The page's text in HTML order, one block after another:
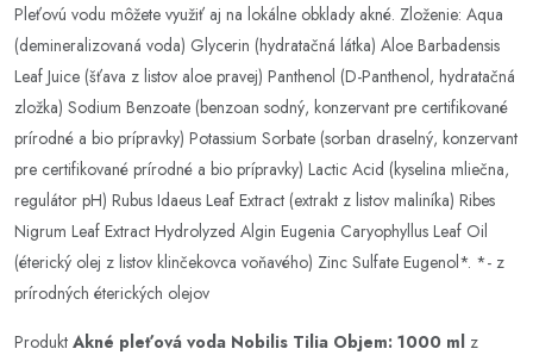
Pleťovú vodu môžete využiť aj na lokálne obklady akné. Zloženie: Aqua
(demineralizovaná voda) Glycerin (hydratačná látka) Aloe Barbadensis
Leaf Juice (šťava z listov aloe pravej) Panthenol (D-Panthenol, hydratačná
zložka) Sodium Benzoate (benzoan sodný, konzervant pre certifikované
prírodné a bio prípravky) Potassium Sorbate (sorban draselný, konzervant
pre certifikované prírodné a bio prípravky) Lactic Acid (kyselina mliečna,
regulátor pH) Rubus Idaeus Leaf Extract (extrakt z listov maliníka) Ribes
Nigrum Leaf Extract Hydrolyzed Algin Eugenia Caryophyllus Leaf Oil
(éterický olej z listov klinčekovca voňavého) Zinc Sulfate Eugenol*. *- z
prírodných éterických olejov
Produkt Akné pleťová voda Nobilis Tilia Objem: 1000 ml z